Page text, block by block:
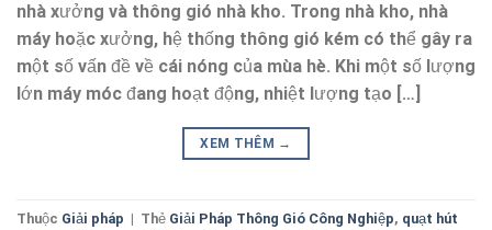
nhà xưởng và thông gió nhà kho. Trong nhà kho, nhà
máy hoặc xưởng, hệ thống thông gió kém có thể gây ra
một số vấn đề về cái nóng của mùa hè. Khi một số lượng
lớn máy móc đang hoạt động, nhiệt lượng tạo […]
XEM THÊM →
Thuộc Giải pháp | Thẻ Giải Pháp Thông Gió Công Nghiệp, quạt hút